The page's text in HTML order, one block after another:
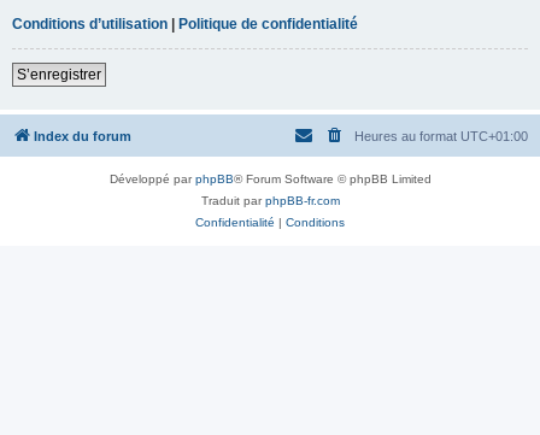
Conditions d’utilisation | Politique de confidentialité
S’enregistrer
Index du forum Heures au format UTC+01:00
Développé parphpBB® Forum Software © phpBB Limited
Traduit parphpBB-fr.com
Confidentialité | Conditions